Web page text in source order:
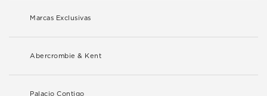
Marcas Exclusivas
Abercrombie & Kent
Palacio Contigo